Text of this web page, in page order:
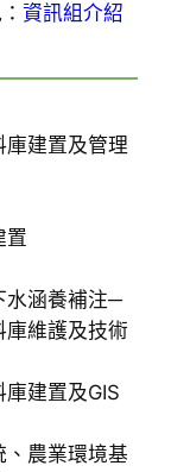
資訊組介紹
建置及管理
置
水涵養補注─
庫維護及技術
建置及GIS
、農業環境基